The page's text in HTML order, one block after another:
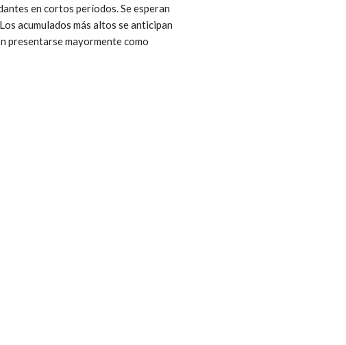
en cortos períodos. Se esperan
acumulados más altos se anticipan
presentarse mayormente como